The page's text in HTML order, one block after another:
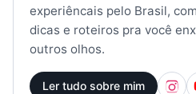
experiêncais pelo Brasil,
dicas e roteiros pra você
outros olhos.
Ler tudo sobre mim